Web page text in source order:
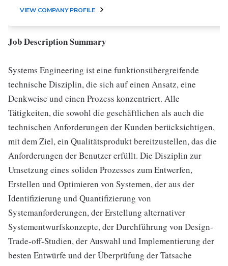
VIEW COMPANY PROFILE
Job Description Summary
Systems Engineering ist eine funktionsübergreifende
technische Disziplin, die sich auf einen Ansatz, eine
Denkweise und einen Prozess konzentriert. Alle
Tätigkeiten, die sowohl die geschäftlichen als auch die
technischen Anforderungen der Kunden berücksichtigen,
mit dem Ziel, ein Qualitätsprodukt bereitzustellen, das die
Anforderungen der Benutzer erfüllt. Die Disziplin zur
Umsetzung eines soliden Prozesses zum Entwerfen,
Erstellen und Optimieren von Systemen, der aus der
Identifizierung und Quantifizierung von
Systemanforderungen, der Erstellung alternativer
Systementwurfskonzepte, der Durchführung von Design-
Trade-off-Studien, der Auswahl und Implementierung der
besten Entwürfe und der Überprüfung der Tatsache